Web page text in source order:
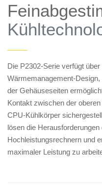
——
Die P2302-Serie verfügt
Wärmemanagement-
der Gehäuseseiten
Kontakt zwischen der
CPU-Kühlkörper
lösen die
Hochleistungsrechnern und
maximaler Leistung zu